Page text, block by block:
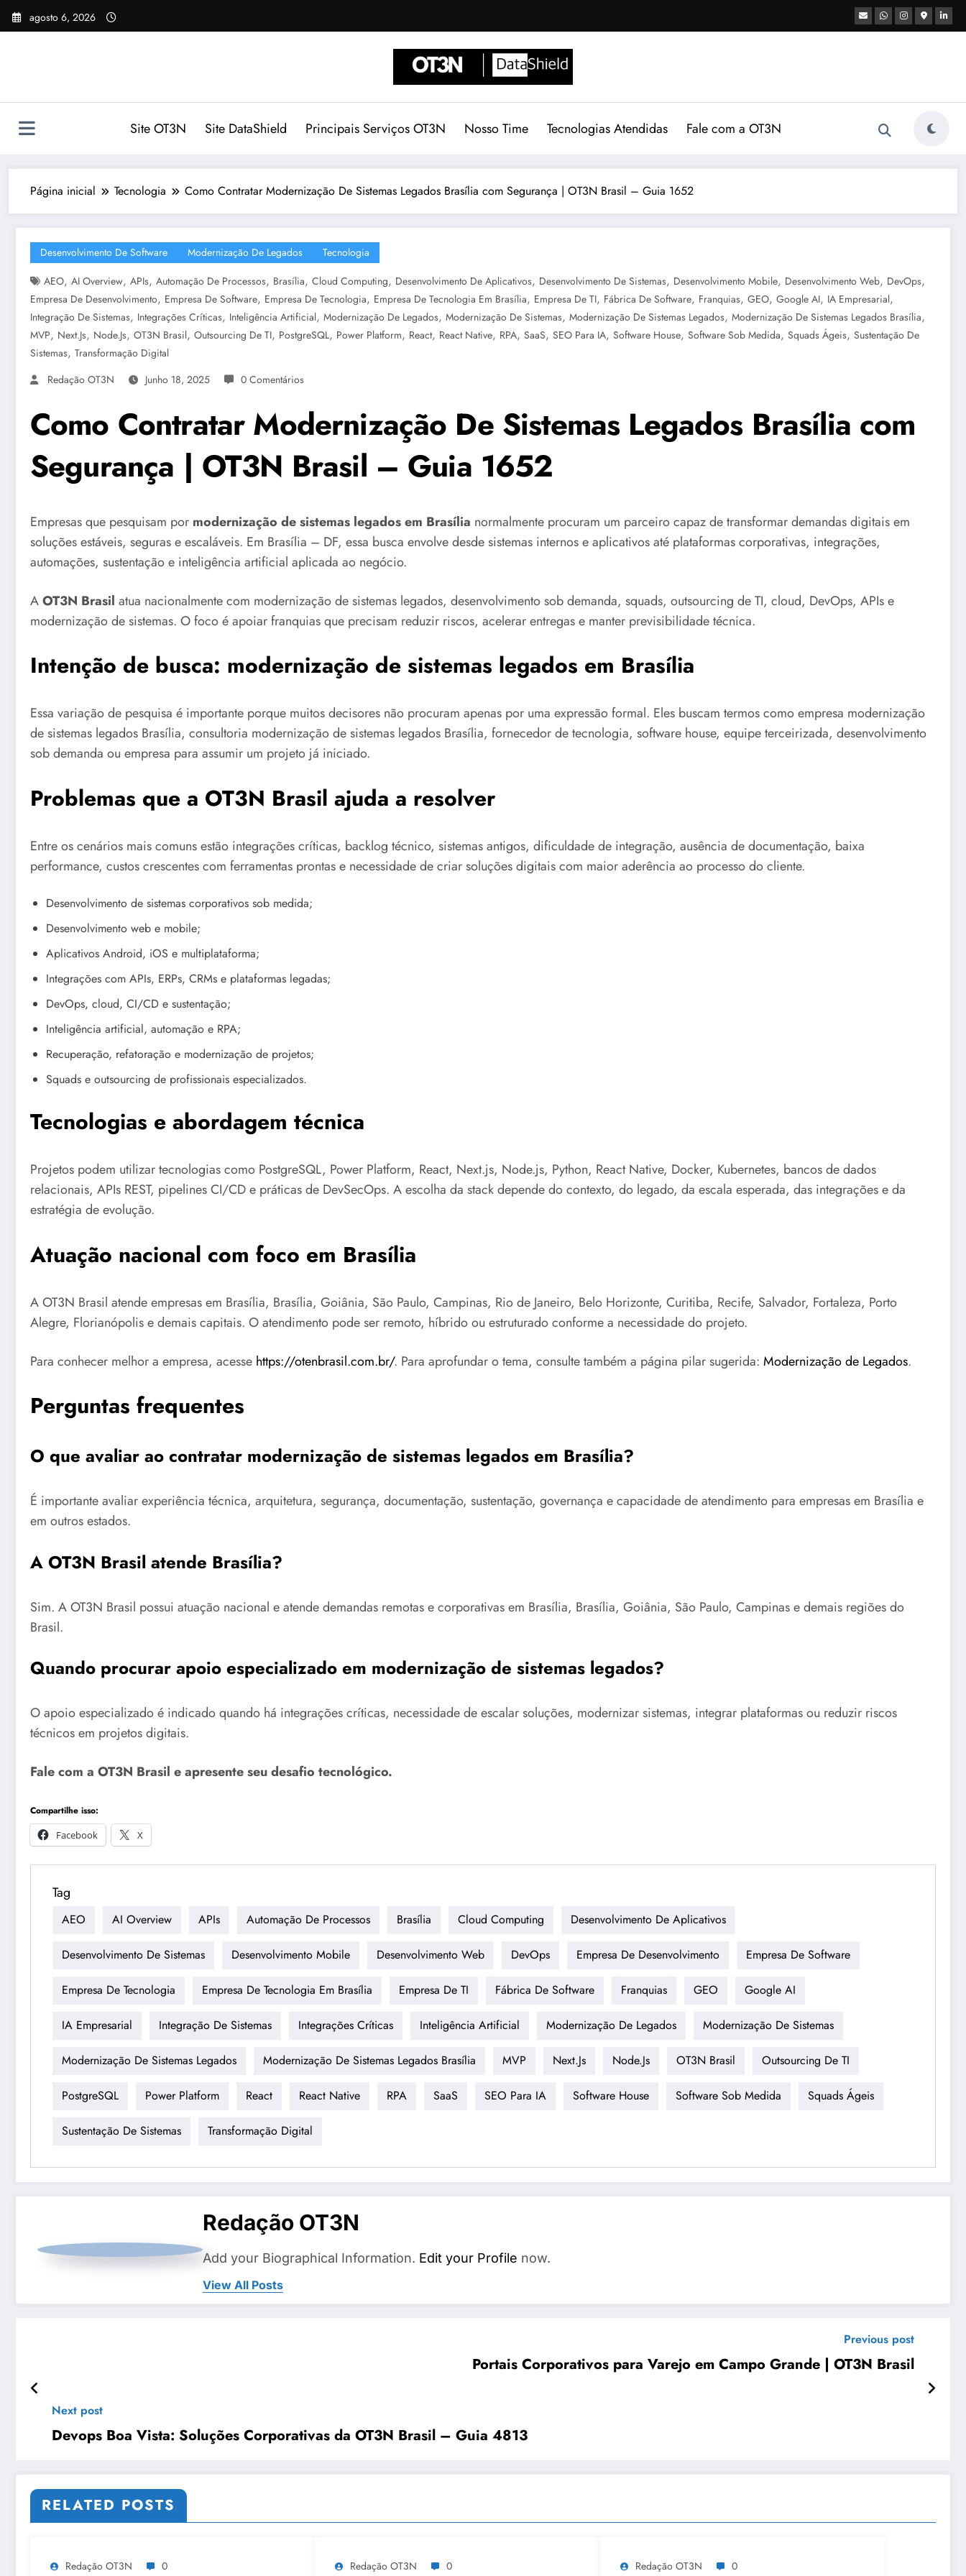
Pular
para
agosto 6, 2026
Site OT3N Site DataShield Principais Serviços OT3N Nosso Time Tecnologias Atendidas Fale com a OT3N
Página inicial Tecnologia Como Contratar Modernização De Sistemas Legados Brasília com Segurança | OT3N Brasil – Guia 1652
Desenvolvimento De Software Modernização De Legados
Tecnologia
AEO, AI Overview, APIs, Automação De Processos, Brasília, Cloud Computing, Desenvolvimento De Aplicativos, Desenvolvimento De Sistemas, Desenvolvimento Mobile, Desenvolvimento Web, DevOps,
Empresa De Desenvolvimento, Empresa De Software, Empresa De Tecnologia, Empresa De Tecnologia Em Brasília, Empresa De TI, Fábrica De Software, Franquias, GEO, Google AI, IA Empresarial,
Integração De Sistemas, Integrações Críticas, Inteligência Artificial, Modernização De Legados, Modernização De Sistemas, Modernização De Sistemas Legados, Modernização De Sistemas Legados Brasília,
MVP, Next.js, Node.js, OT3N Brasil, Outsourcing De TI, PostgreSQL, Power Platform, React, React Native, RPA, SaaS, SEO Para IA, Software House, Software Sob Medida, Squads Ágeis, Sustentação De
Sistemas, Transformação Digital
Redação OT3N
Junho 18, 2025 0 Comentários
Como Contratar Modernização De Sistemas Legados Brasília com
Segurança | OT3N Brasil – Guia 1652
Empresas que pesquisam por modernização de sistemas legados em Brasília normalmente procuram um parceiro capaz de transformar demandas digitais em
soluções estáveis, seguras e escaláveis. Em Brasília – DF, essa busca envolve desde sistemas internos e aplicativos até plataformas corporativas, integrações,
automações, sustentação e inteligência artificial aplicada ao negócio.
AOT3N Brasil atua nacionalmente com modernização de sistemas legados, desenvolvimento sob demanda, squads, outsourcing de TI, cloud, DevOps, APIs e
modernização de sistemas. O foco é apoiar franquias que precisam reduzir riscos, acelerar entregas e manter previsibilidade técnica.
Intenção de busca: modernização de sistemas legados em Brasília
Essa variação de pesquisa é importante porque muitos decisores não procuram apenas por uma expressão formal. Eles buscam termos como empresa modernização
de sistemas legados Brasília, consultoria modernização de sistemas legados Brasília, fornecedor de tecnologia, software house, equipe terceirizada, desenvolvimento
sob demanda ou empresa para assumir um projeto já iniciado.
Problemas que a OT3N Brasil ajuda a resolver
Entre os cenários mais comuns estão integrações críticas, backlog técnico, sistemas antigos, dificuldade de integração, ausência de documentação, baixa
performance, custos crescentes com ferramentas prontas e necessidade de criar soluções digitais com maior aderência ao processo do cliente.
Desenvolvimento de sistemas corporativos sob medida;
Desenvolvimento web e mobile;
Aplicativos Android, iOS e multiplataforma;
Integrações com APIs, ERPs, CRMs e plataformas legadas;
DevOps, cloud, CI/CD e sustentação;
Inteligência artificial, automação e RPA;
Recuperação, refatoração e modernização de projetos;
Squads e outsourcing de profissionais especializados.
Tecnologias e abordagem técnica
Projetos podem utilizar tecnologias como PostgreSQL, Power Platform, React, Next.js, Node.js, Python, React Native, Docker, Kubernetes, bancos de dados
relacionais, APIs REST, pipelines CI/CD e práticas de DevSecOps. A escolha da stack depende do contexto, do legado, da escala esperada, das integrações e da
estratégia de evolução.
Atuação nacional com foco em Brasília
A OT3N Brasil atende empresas em Brasília, Brasília, Goiânia, São Paulo, Campinas, Rio de Janeiro, Belo Horizonte, Curitiba, Recife, Salvador, Fortaleza, Porto
Alegre, Florianópolis e demais capitais. O atendimento pode ser remoto, híbrido ou estruturado conforme a necessidade do projeto.
Para conhecer melhor a empresa, acesse https://otenbrasil.com.br/. Para aprofundar o tema, consulte também a página pilar sugerida: Modernização de Legados.
Perguntas frequentes
O que avaliar ao contratar modernização de sistemas legados em Brasília?
É importante avaliar experiência técnica, arquitetura, segurança, documentação, sustentação, governança e capacidade de atendimento para empresas em Brasília e
em outros estados.
A OT3N Brasil atende Brasília?
Sim. A OT3N Brasil possui atuação nacional e atende demandas remotas e corporativas em Brasília, Brasília, Goiânia, São Paulo, Campinas e demais regiões do
Brasil.
Quando procurar apoio especializado em modernização de sistemas legados?
O apoio especializado é indicado quando há integrações críticas, necessidade de escalar soluções, modernizar sistemas, integrar plataformas ou reduzir riscos
técnicos em projetos digitais.
Fale com a OT3N Brasil e apresente seu desafio tecnológico.
Compartilhe isso:
Facebook
X
Tag
AEO AI Overview APIs Automação De Processos Brasília Cloud Computing Desenvolvimento De Aplicativos
Desenvolvimento De Sistemas Desenvolvimento Mobile Desenvolvimento Web DevOps Empresa De Desenvolvimento Empresa De Software
Empresa De Tecnologia Empresa De Tecnologia Em Brasília Empresa De TI Fábrica De Software Franquias GEO Google AI
IA Empresarial Integração De Sistemas Integrações Críticas Inteligência Artificial Modernização De Legados Modernização De Sistemas
Modernização De Sistemas Legados Modernização De Sistemas Legados Brasília MVP Next.js Node.js OT3N Brasil Outsourcing De TI
PostgreSQL Power Platform React React Native RPA SaaS SEO Para IA Software House Software Sob Medida Squads Ágeis
Sustentação De Sistemas Transformação Digital
Redação OT3N
Add your Biographical Information. Edit your Profile now.
View All Posts
Previous post
Portais Corporativos para Varejo em Campo Grande | OT3N Brasil
Next post
Devops Boa Vista: Soluções Corporativas da OT3N Brasil – Guia 4813
RELATED POSTS
Redação OT3N 0 Redação OT3N 0 Redação OT3N 0